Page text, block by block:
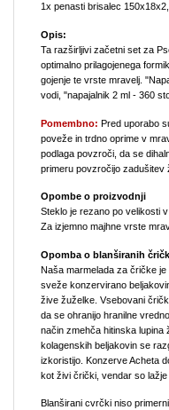
1x penasti brisalec
Opis:
Ta razširljivi začetni set za
optimalno prilagojenega
gojenje te vrste mravelj.
vodi, "napajalnik 2 ml - 360
Pomembno: Pred uporabo
poveže in trdno oprime v
podlaga povzroči, da se
primeru povzročijo zadušitev
Opombe o proizvodnji
Steklo je rezano po velikosti
Za izjemno majhne vrste
Opomba o blanširanih
Naša marmelada za čričke
sveže konzervirano
žive žuželke. Vsebovani
da se ohranijo hranilne
način zmehča hitinska lupina
kolagenskih beljakovin se
izkoristijo. Konzerve Acheta
kot živi črički, vendar so lažje
Blanširani cvrčki niso